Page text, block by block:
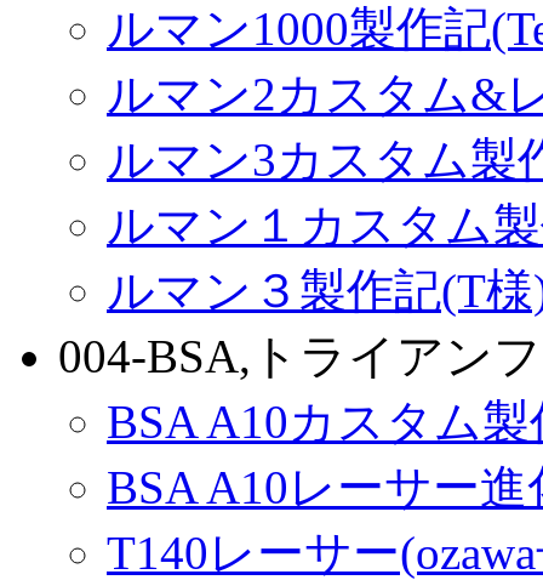
ルマン1000製作記
ルマン2カスタム&
ルマン3カスタム製
ルマン１カスタム
ルマン３製作記(T様
004-BSA,トライアンフ
BSA A10カスタム製
BSA A10レーサー進
T140レーサー